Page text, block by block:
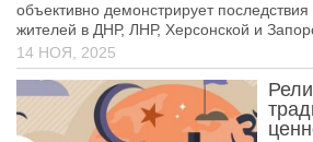
Памятка обучающимся
КФ РГУ СоцТех
Педагогические чтения памяти
ПЦК
объективно демонстрирует
жителей в ДНР, ЛНР, Херсонской и
14 НОЯ, 2025